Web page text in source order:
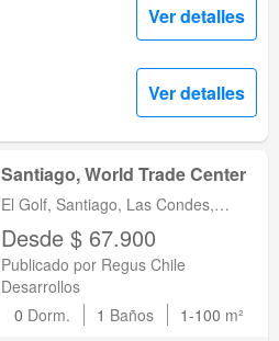
Ver detalles
Ver detalles
Santiago, World Trade Center
El Golf, Santiago, Las Condes,
Metropolitana de Santiago
Desde $ 67.900
Publicado por Regus Chile
Desarrollos
0 Dorm. 1 Baños 1-100 m²